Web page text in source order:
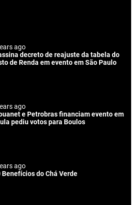
ago
decreto de reajuste da tabela do
de Renda em evento em São Paulo
ago
e Petrobras financiam evento em
pediu votos para Boulos
ago
Benefícios do Chá Verde